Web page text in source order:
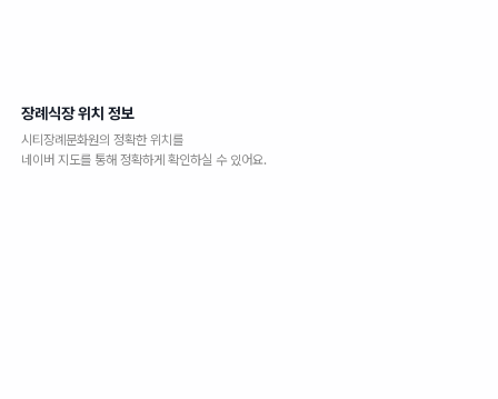
장례식장 위치 정보
시티장례문화원의 정확한 위치를
네이버 지도를 통해 정확하게 확인하실 수 있어요.